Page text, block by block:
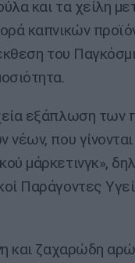
και τα χείλη
καπνικών
του
εξάπλωση των
που
μάρκετινγκ»,
Παράγοντες
και ζαχαρώδη